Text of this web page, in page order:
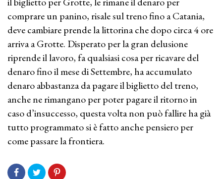
comprare un panino, risale sul treno fino a Catania,
deve cambiare prende la littorina che dopo circa 4 ore
arriva a Grotte. Disperato per la gran delusione
riprende il lavoro, fa qualsiasi cosa per ricavare del
denaro fino il mese di Settembre, ha accumulato
denaro abbastanza da pagare il biglietto del treno,
anche ne rimangano per poter pagare il ritorno in
caso d’insuccesso, questa volta non può fallire ha già
tutto programmato si è fatto anche pensiero per
come passare la frontiera.